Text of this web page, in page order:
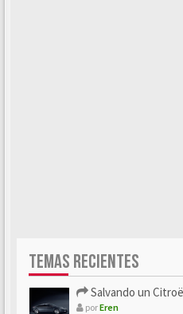
TEMAS RECIENTES
Salvando un Citroën C5
porEren